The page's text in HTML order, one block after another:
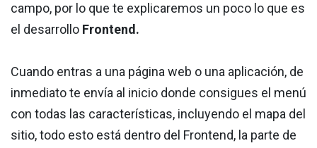
campo, por lo que te explicaremos un poco lo que es
el desarrollo Frontend.
Cuando entras a una página web o una aplicación, de
inmediato te envía al inicio donde consigues el menú
con todas las características, incluyendo el mapa del
sitio, todo esto está dentro del Frontend, la parte de